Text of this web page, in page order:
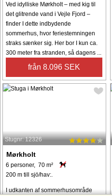
Ved idylliske Mørkholt – med kig til
det glitrende vand i Vejle Fjord –
finder I dette indbydende
sommerhus, hvor feriestemningen
straks sænker sig. Her bor I kun ca.
300 meter fra stranden, så dagens ...
från 8.096 SEK
Stugnr: 12326
Mørkholt
6 personer, 70 m²
200 m till sjö/hav:.
I udkanten af sommerhusområde